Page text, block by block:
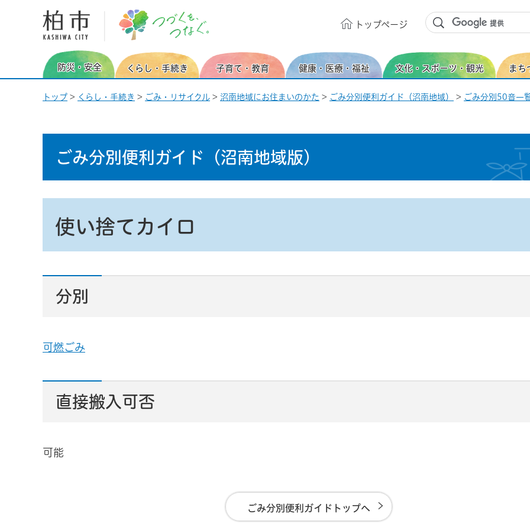
柏市 つづくを、つなぐ。
トップページ
防災・安全 くらし・手続き 子育て・教育 健康・医療・福祉 文化・スポーツ・観光 まち
トップ > くらし・手続き > ごみ・リサイクル > 沼南地域にお住まいのかた > ごみ分別便利ガイド（沼南地域） > ごみ分別50音一
ごみ分別便利ガイド （沼南地域版）
使い捨てカイロ
分別
可燃ごみ
直接搬入可否
可能
ごみ分別便利ガイドトップへ